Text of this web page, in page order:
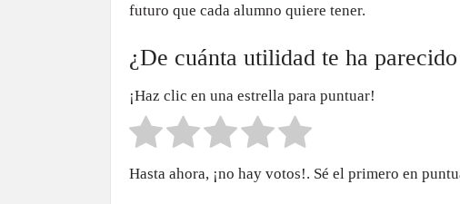
futuro que cada alumno quiere tener.
¿De cuánta utilidad te ha
¡Haz clic en una estrella para puntuar!
Hasta ahora, ¡no hay votos!. Sé el primero en